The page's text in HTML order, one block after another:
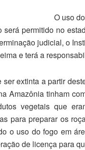
O uso
permitido no
judicial, o
e terá a
extinta a partir
Amazônia tinham
vegetais que
para preparar os
o uso do fogo em
de licença para